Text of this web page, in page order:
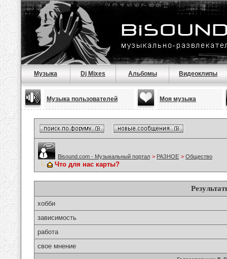
Музыка Dj Mixes Альбомы Видеоклипы
Музыка пользователей Моя музыка
Bisound.com - Музыкальный портал > РАЗНОЕ > Общество
Что для нас карты?
хобби
зависимость
работа
свое мнение